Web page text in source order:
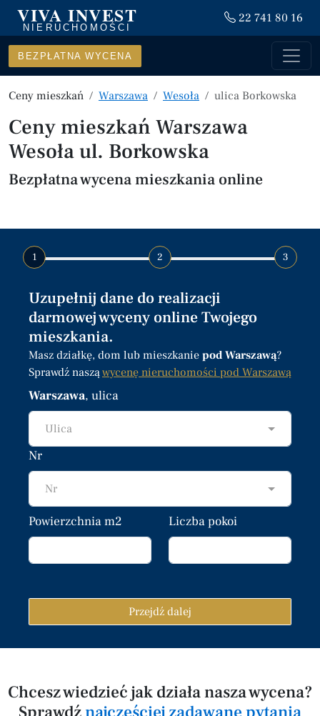
VIVA INVEST
NIERUCHOMOŚCI
22 741 80 16
BEZPŁATNA WYCENA
Ceny mieszkań Warszawa Wesoła ulica Borkowska
Ceny mieszkań Warszawa
Wesoła ul. Borkowska
Bezpłatna wycena mieszkania online
1 2 3
Uzupełnij dane do realizacji
darmowej wyceny online Twojego
mieszkania.
Masz działkę, dom lub mieszkanie pod Warszawą?
Sprawdź nasząwycenę nieruchomości pod Warszawą
Warszawa, ulica
Ulica
Nr
Nr
Powierzchnia m2 Liczba pokoi
Przejdź dalej
Chcesz wiedzieć jak działa nasza wycena?